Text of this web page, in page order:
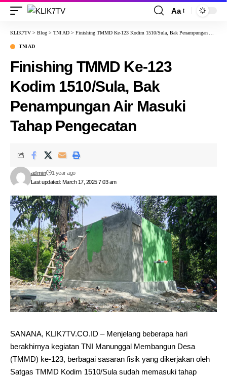
Aa
KLIK7TV > Blog > TNI AD > Finishing TMMD Ke-123 Kodim 1510/Sula, Bak Penampungan Air Masuki Tahap Pengecatan
TNI AD
Finishing TMMD Ke-123
Kodim 1510/Sula, Bak
Penampungan Air Masuki
Tahap Pengecatan
Last updated: March 17, 2025 7:03 am
admin 1 year ago
SANANA, KLIK7TV.CO.ID – Menjelang beberapa hari
berakhirnya kegiatan TNI Manunggal Membangun Desa
(TMMD) ke-123, berbagai sasaran fisik yang dikerjakan oleh
Satgas TMMD Kodim 1510/Sula sudah memasuki tahap